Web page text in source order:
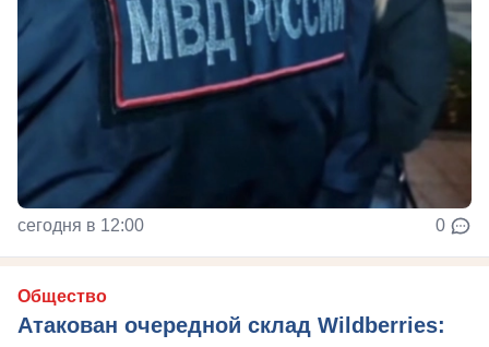
сегодня в 12:00 0
Общество
Атакован очередной склад Wildberries: